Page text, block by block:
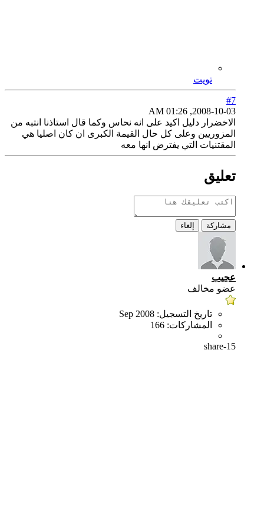
تويت
#7
2008-10-03, 01:26 AM
الاخضرار دليل اكيد على انه نحاس وكما قال استاذنا انتبه من
المزوريين وعلى كل حال القيمة الكبرى ان كان اصليا هي
المقتنيات التي يفترض انها معه
تعليق
مشاركة إلغاء
عجيب
عضو مخالف
تاريخ التسجيل: Sep 2008
المشاركات: 166
share-15